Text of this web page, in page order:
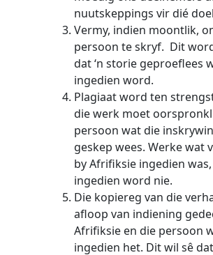
nuutskeppings vir dié
Vermy, indien moontlik,
persoon te skryf. Dit
dat ‘n storie geproeflees
ingedien word.
Plagiaat word ten
die werk moet
persoon wat die
geskep wees. Werke wat
by Afrifiksie ingedien
ingedien word nie.
Die kopiereg van die
afloop van indiening
Afrifiksie en die persoon
ingedien het. Dit wil sê